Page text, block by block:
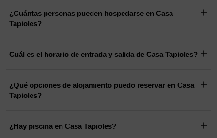
¿Cuántas personas pueden hospedarse en Casa
Tapioles?
Cuál es el horario de entrada y salida de Casa Tapioles?
¿Qué opciones de alojamiento puedo reservar en Casa
Tapioles?
¿Hay piscina en Casa Tapioles?